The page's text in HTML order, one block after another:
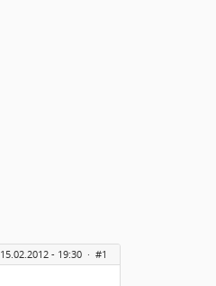
15.02.2012 - 19:30 · #1